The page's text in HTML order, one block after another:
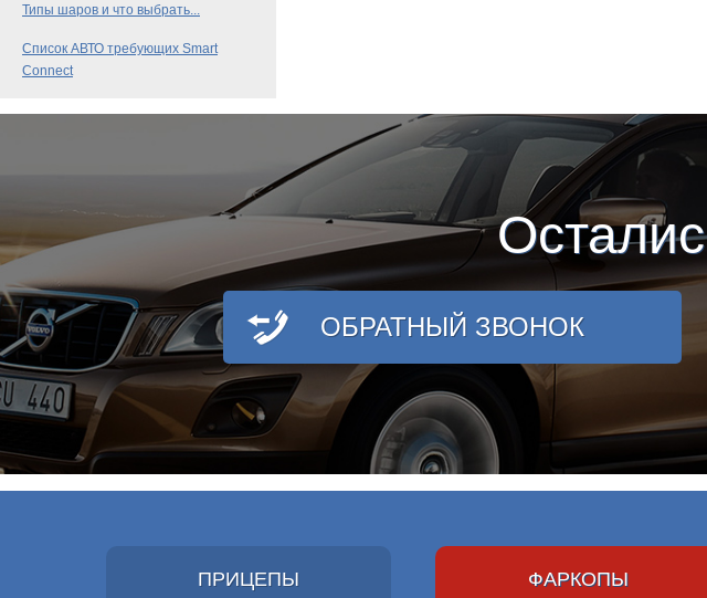
Типы шаров и что выбрать...
Список АВТО требующих Smart
Connect
ОБРАТНЫЙ ЗВОНОК
ПРИЦЕПЫ ФАРКОПЫ